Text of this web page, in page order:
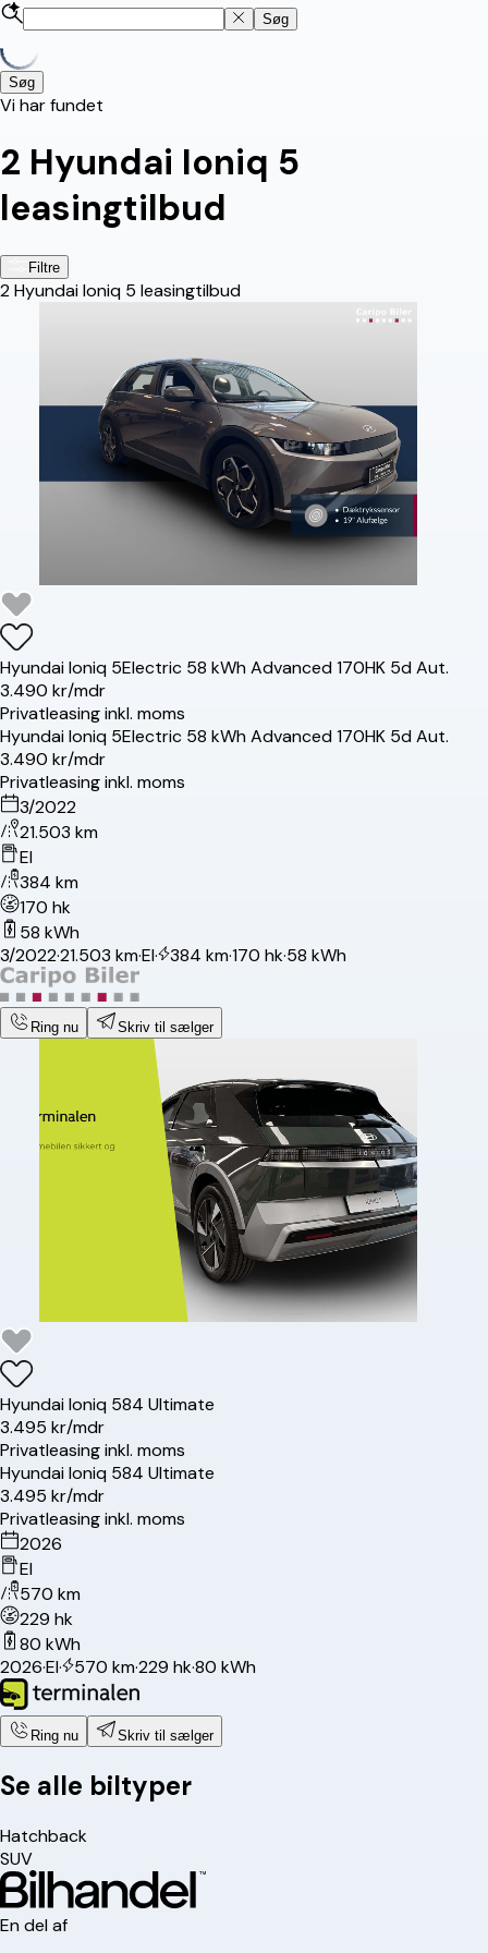
Søg
Søg
Vi har fundet
2 Hyundai Ioniq 5
leasingtilbud
Filtre
2Hyundai Ioniq 5 leasingtilbud
HyundaiIoniq 5Electric 58 kWh Advanced 170HK 5d Aut.
3.490 kr/mdr
Privatleasing inkl. moms
HyundaiIoniq 5Electric 58 kWh Advanced 170HK 5d Aut.
3.490 kr/mdr
Privatleasing inkl. moms
3/2022
21.503 km
El
384 km
170 hk
58 kWh
3/2022·21.503 km·El· 384 km·170 hk·58 kWh
Ring nu Skriv til sælger
HyundaiIoniq 584 Ultimate
3.495 kr/mdr
Privatleasing inkl. moms
HyundaiIoniq 584 Ultimate
3.495 kr/mdr
Privatleasing inkl. moms
2026
El
570 km
229 hk
80 kWh
2026·El· 570 km·229 hk·80 kWh
Ring nu Skriv til sælger
Se alle biltyper
Hatchback
SUV
En del af